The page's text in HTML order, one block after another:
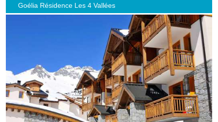
Goélia Résidence Les 4 Vallées